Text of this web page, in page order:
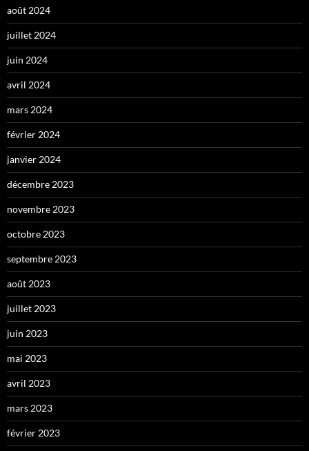
août 2024
juillet 2024
juin 2024
avril 2024
mars 2024
février 2024
janvier 2024
décembre 2023
novembre 2023
octobre 2023
septembre 2023
août 2023
juillet 2023
juin 2023
mai 2023
avril 2023
mars 2023
février 2023